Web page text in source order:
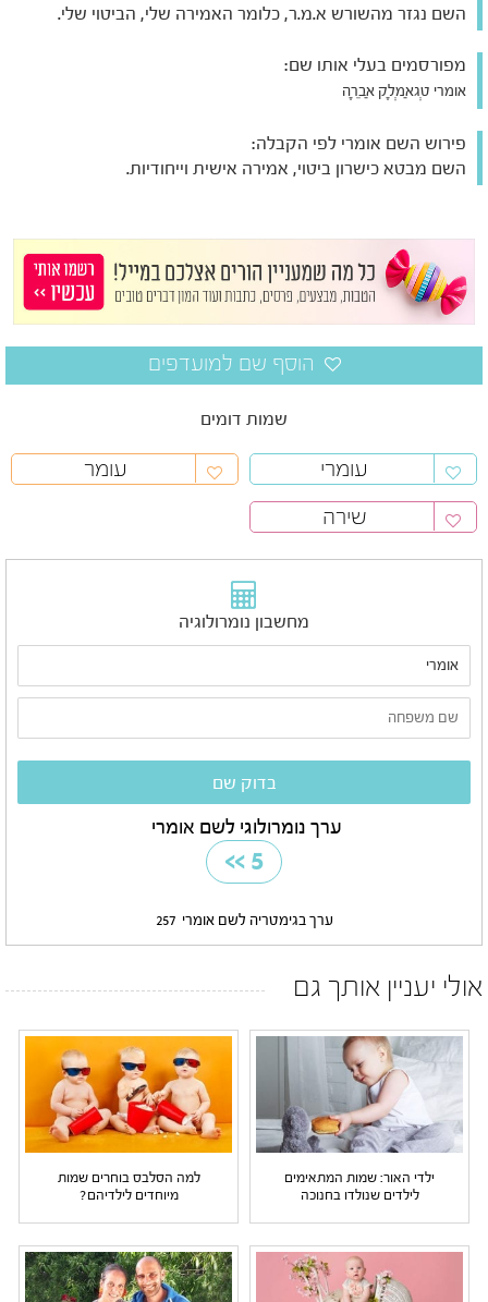
השם נגזר מהשורש א.מ.ר, כלומר האמירה שלי, הביטוי שלי.
מפורסמים בעלי אותו שם:
אומרי טְגאַמְלָק אַבֵרָה
פירוש השם אומרי לפי הקבלה:
השם מבטא כישרון ביטוי, אמירה אישית וייחודיות.
שמות דומים
עומרי
עומר
שירה
מחשבון נומרולוגיה
ערך נומרולוגי לשם אומרי
5
>>
ערך בגימטריה לשם אומרי 257
אולי יעניין אותך גם
ילדי האור: שמות המתאימים
לילדים שנולדו בחנוכה
למה הסלבס בוחרים שמות
מיוחדים לילדיהם?